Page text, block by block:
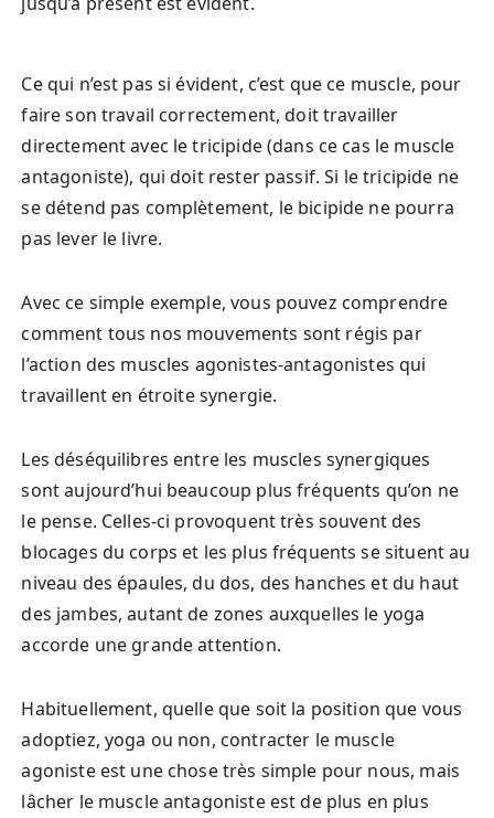
Ce qui n’est pas si évident, c’est que ce muscle, pour
faire son travail correctement, doit travailler
directement avec le tricipide (dans ce cas le muscle
antagoniste), qui doit rester passif. Si le tricipide ne
se détend pas complètement, le bicipide ne pourra
pas lever le livre.
Avec ce simple exemple, vous pouvez comprendre
comment tous nos mouvements sont régis par
l’action des muscles agonistes-antagonistes qui
travaillent en étroite synergie.
Les déséquilibres entre les muscles synergiques
sont aujourd’hui beaucoup plus fréquents qu’on ne
le pense. Celles-ci provoquent très souvent des
blocages du corps et les plus fréquents se situent au
niveau des épaules, du dos, des hanches et du haut
des jambes, autant de zones auxquelles le yoga
accorde une grande attention.
Habituellement, quelle que soit la position que vous
adoptiez, yoga ou non, contracter le muscle
agoniste est une chose très simple pour nous, mais
lâcher le muscle antagoniste est de plus en plus